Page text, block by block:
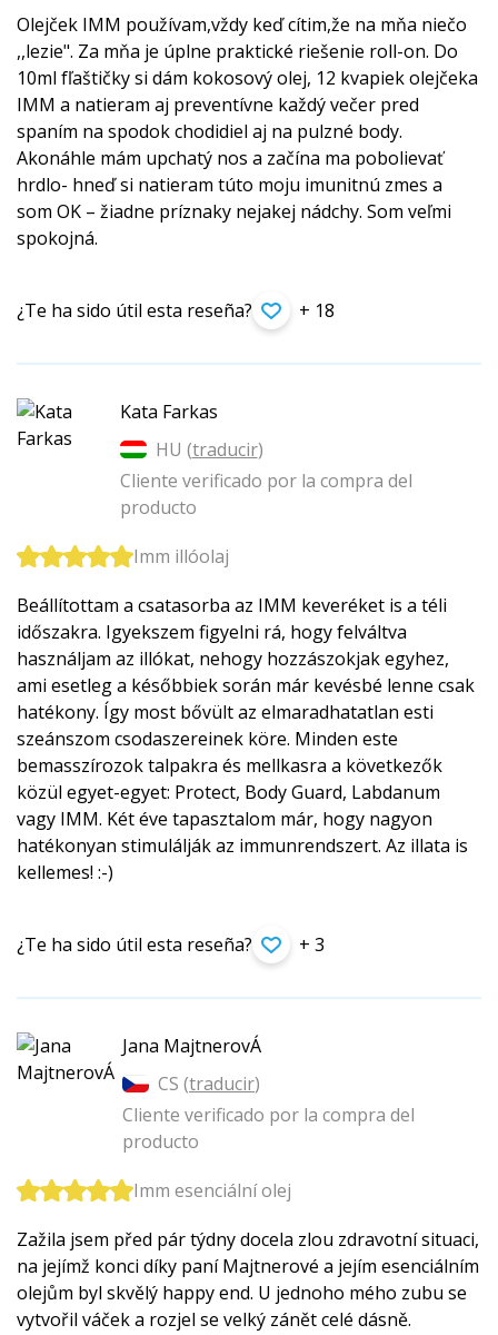
Olejček IMM používam,vždy keď cítim,že na mňa niečo
,,lezie". Za mňa je úplne praktické riešenie roll-on. Do
10ml fľaštičky si dám kokosový olej, 12 kvapiek olejčeka
IMM a natieram aj preventívne každý večer pred
spaním na spodok chodidiel aj na pulzné body.
Akonáhle mám upchatý nos a začína ma pobolievať
hrdlo- hneď si natieram túto moju imunitnú zmes a
som OK – žiadne príznaky nejakej nádchy. Som veľmi
spokojná.
¿Te ha sido útil esta reseña? + 18
Kata Farkas
HU (traducir)
Cliente verificado por la compra del
producto
Imm illóolaj
Beállítottam a csatasorba az IMM keveréket is a téli
időszakra. Igyekszem figyelni rá, hogy felváltva
használjam az illókat, nehogy hozzászokjak egyhez,
ami esetleg a későbbiek során már kevésbé lenne csak
hatékony. Így most bővült az elmaradhatatlan esti
szeánszom csodaszereinek köre. Minden este
bemasszírozok talpakra és mellkasra a következők
közül egyet-egyet: Protect, Body Guard, Labdanum
vagy IMM. Két éve tapasztalom már, hogy nagyon
hatékonyan stimulálják az immunrendszert. Az illata is
kellemes! :-)
¿Te ha sido útil esta reseña? + 3
Jana MajtnerovÁ
CS (traducir)
Cliente verificado por la compra del
producto
Imm esenciální olej
Zažila jsem před pár týdny docela zlou zdravotní situaci,
na jejímž konci díky paní Majtnerové a jejím esenciálním
olejům byl skvělý happy end. U jednoho mého zubu se
vytvořil váček a rozjel se velký zánět celé dásně.